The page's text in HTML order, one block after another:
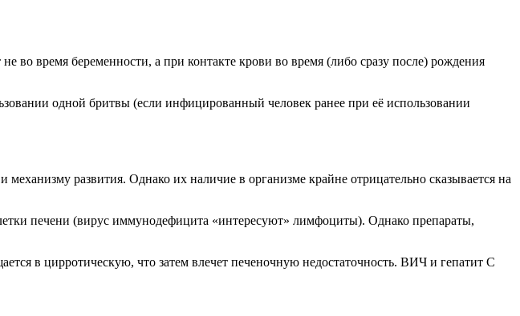
во время беременности, а при контакте крови во время (либо сразу после) рождения
одной бритвы (если инфицированный человек ранее при её использовании
развития. Однако их наличие в организме крайне отрицательно сказывается на
печени (вирус иммунодефицита «интересуют» лимфоциты). Однако препараты,
в цирротическую, что затем влечет печеночную недостаточность. ВИЧ и гепатит С